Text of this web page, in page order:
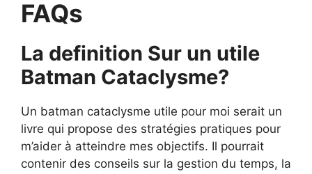
FAQs
La definition Sur un utile
Batman Cataclysme?
Un batman cataclysme utile pour moi serait un
livre qui propose des stratégies pratiques pour
m’aider à atteindre mes objectifs. Il pourrait
contenir des conseils sur la gestion du temps, la